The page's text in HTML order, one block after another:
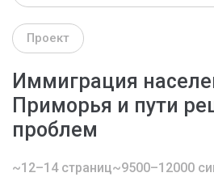
Проект
Иммиграция
Приморья и пути
проблем
~12–14 страниц~9500–12000